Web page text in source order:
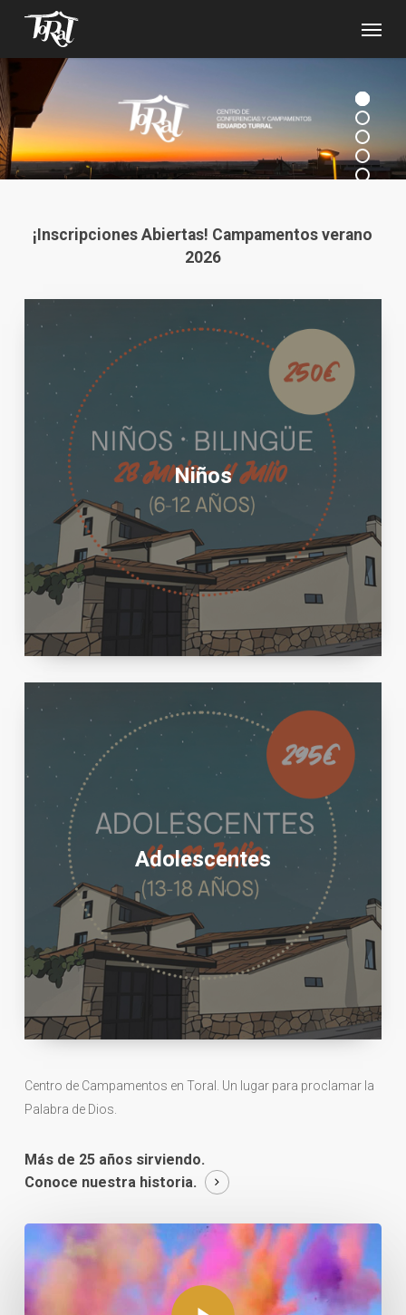
main
content
¡Inscripciones Abiertas! Campamentos verano
2026
Niños
Adolescentes
Centro de Campamentos en Toral. Un lugar para proclamar la
Palabra de Dios.
Más de 25 años sirviendo.
Conoce nuestra historia.
Play Video